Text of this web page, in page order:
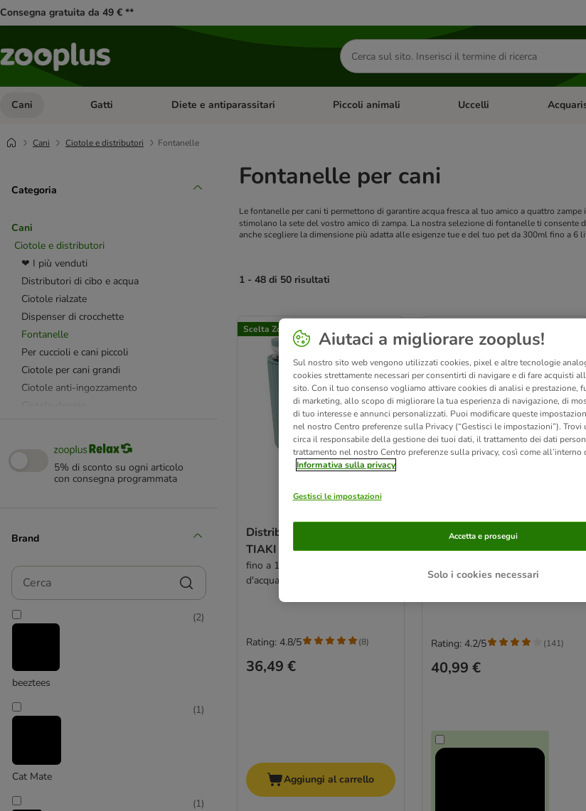
Consegna gratuita da 49 € **
Cerca
prodotti
Cani Apri Menu Categoria: Cani
Gatti Apri Menu Categoria: Gatti
Diete e antiparassitari Apri Menu Categoria: Diete e antiparassitari
Piccoli animali Apri Menu Categoria: Piccoli
Uccelli Apri Menu
Cani Ciotole e distributori Fontanelle
Categoria
Cani
Ciotole e distributori
❤ I più venduti
Distributori di cibo e acqua
Ciotole rialzate
Dispenser di crocchette
Fontanelle
Per cuccioli e cani piccoli
Ciotole per cani grandi
Ciotole anti-ingozzamento
Ciotole in acciaio
Ciotole in plastica, silicone, bambù e
Contenitori e accessori utili
Contenitori Curver
Coperchi lattine
Ciotole pieghevoli per cane
Ciotole e distributori Trixie
5% di sconto su ogni articolo
con consegna programmata
Brand
Cerca
beeztees
(2)
Cat Mate
(1)
(1)
Fontanelle per cani
Le fontanelle per cani ti permettono di garantire acqua fresca al tuo amico a quattro
stimolano la sete del vostro amico di zampa. La nostra selezione di fontanelle ti consente
anche scegliere la dimensione più adatta alle esigenze tue e del tuo pet da 300ml fino a 6
1 - 48 di 50 risultati
product items have been changed
Scelta Zooplus
Distributore di cibo e acqua
TIAKI PERFECT FIT
fino a 1,3 kg di crocchette / 3 l
d'acqua
36,49 €
Rating: 4.8/5 (8)
Aggiungi al carrello
Distributore di acqua e
crocchette TIAKI, azzurro
di acqua
40,99 €
Rating: 4.2/5 (141)
Aiutaci a migliorare zooplus!
Sul nostro sito web vengono utilizzati cookies, pixel e altre tecnologie
cookies strettamente necessari per consentirti di navigare e di fare acquisti
sito. Con il tuo consenso vogliamo attivare cookies di analisi e prestazione,
di marketing, allo scopo di migliorare la tua esperienza di navigazione, di
di tuo interesse e annunci personalizzati. Puoi modificare queste
nel nostro Centro preferenze sulla Privacy (“Gestisci le impostazioni”).
circa il responsabile della gestione dei tuoi dati, il trattamento dei dati
trattamento nel nostro Centro preferenze sulla privacy, così come all’interno
Informativa sulla privacy
Gestisci le impostazioni
Solo i cookies necessari
Accetta e prosegui